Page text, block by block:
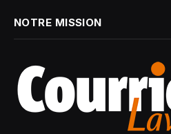
NOTRE MISSION